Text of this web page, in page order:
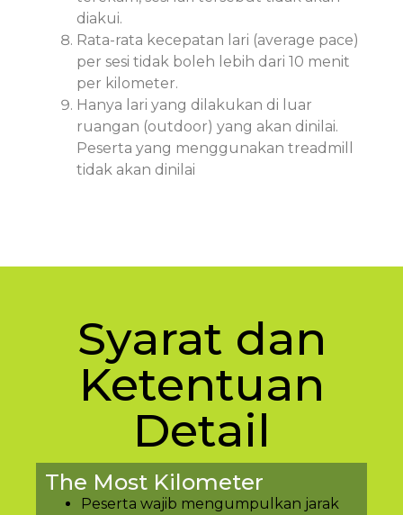
diakui.
Rata-rata kecepatan lari (average pace)
per sesi tidak boleh lebih dari 10 menit
per kilometer.
Hanya lari yang dilakukan di luar
ruangan (outdoor) yang akan dinilai.
Peserta yang menggunakan treadmill
tidak akan dinilai
Syarat dan
Ketentuan
Detail
The Most Kilometer
Peserta wajib mengumpulkan jarak